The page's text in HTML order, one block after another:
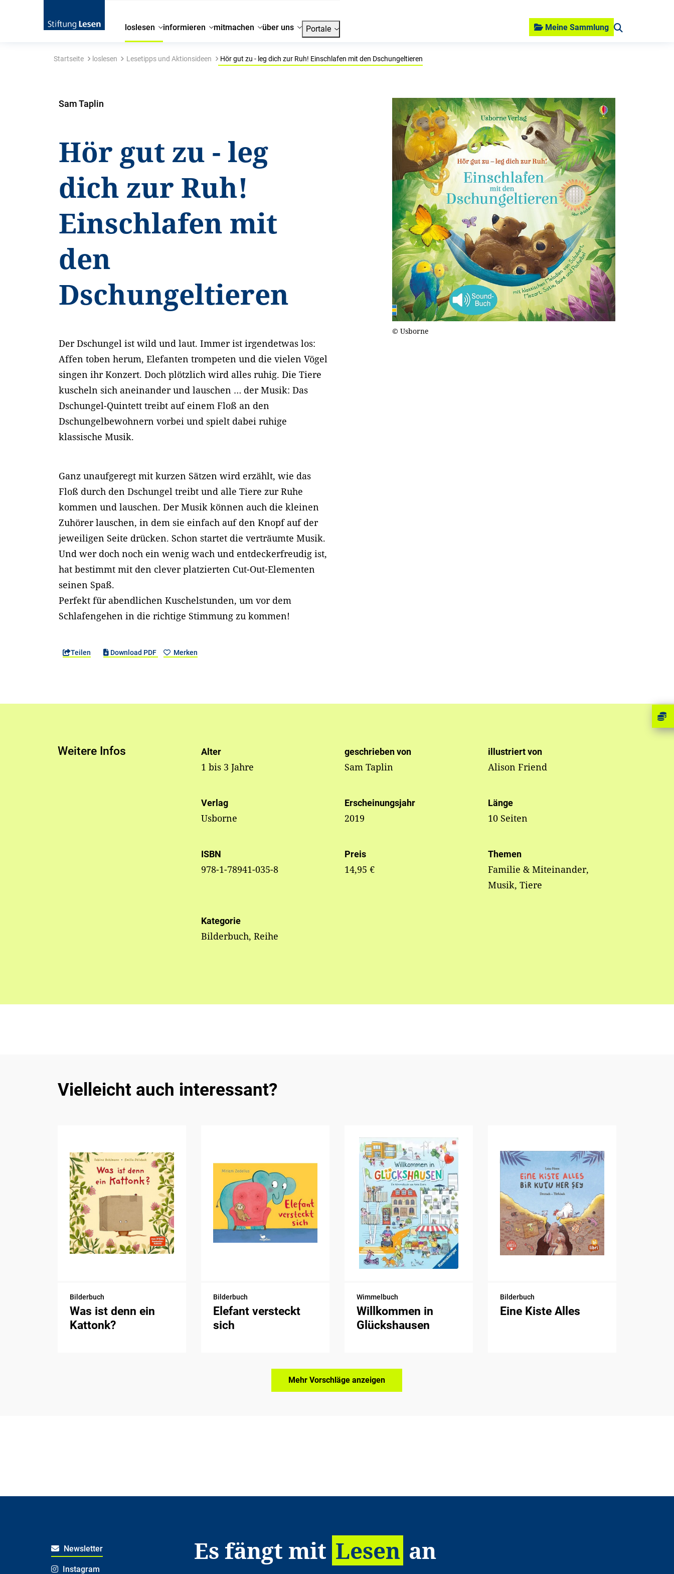
loslesen informieren mitmachen über uns Portale Meine Sammlung
Startseite loslesen Lesetipps und Aktionsideen Hör gut zu - leg dich zur Ruh! Einschlafen mit den Dschungeltieren
Sam Taplin
Hör gut zu - leg
dich zur Ruh!
Einschlafen mit
den
Dschungeltieren
Der Dschungel ist wild und laut. Immer ist irgendetwas los:
Affen toben herum, Elefanten trompeten und die vielen Vögel
singen ihr Konzert. Doch plötzlich wird alles ruhig. Die Tiere
kuscheln sich aneinander und lauschen … der Musik: Das
Dschungel-Quintett treibt auf einem Floß an den
Dschungelbewohnern vorbei und spielt dabei ruhige
klassische Musik.
Ganz unaufgeregt mit kurzen Sätzen wird erzählt, wie das
Floß durch den Dschungel treibt und alle Tiere zur Ruhe
kommen und lauschen. Der Musik können auch die kleinen
Zuhörer lauschen, in dem sie einfach auf den Knopf auf der
jeweiligen Seite drücken. Schon startet die verträumte Musik.
Und wer doch noch ein wenig wach und entdeckerfreudig ist,
hat bestimmt mit den clever platzierten Cut-Out-Elementen
seinen Spaß.
Perfekt für abendlichen Kuschelstunden, um vor dem
Schlafengehen in die richtige Stimmung zu kommen!
Teilen Download PDF Merken
© Usborne
Weitere Infos Alter
1 bis 3 Jahre
geschrieben von
Sam Taplin
illustriert von
Alison Friend
Verlag
Usborne
Erscheinungsjahr
2019
Länge
10 Seiten
ISBN
978-1-78941-035-8
Preis
14,95 €
Themen
Familie & Miteinander,
Musik, Tiere
Kategorie
Bilderbuch, Reihe
Vielleicht auch interessant?
Bilderbuch
Was ist denn ein
Kattonk?
Bilderbuch
Elefant versteckt
sich
Wimmelbuch
Willkommen in
Glückshausen
Bilderbuch
Eine Kiste Alles
Mehr Vorschläge anzeigen
Newsletter
Instagram
Es fängt mit Lesen an